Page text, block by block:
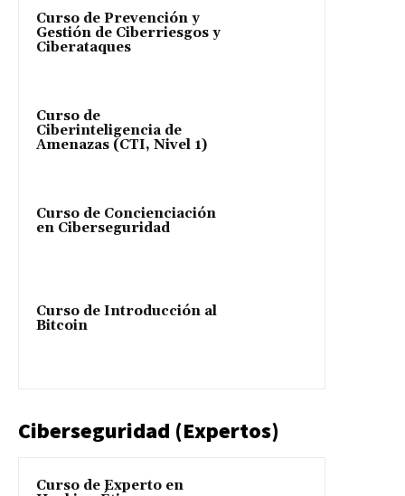
Curso de Prevención y
Gestión de Ciberriesgos y
Ciberataques
Curso de
Ciberinteligencia de
Amenazas (CTI, Nivel 1)
Curso de Concienciación
en Ciberseguridad
Curso de Introducción al
Bitcoin
Ciberseguridad (Expertos)
Curso de Experto en